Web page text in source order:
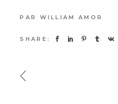
PAR WILLIAM AMOR
SHARE: